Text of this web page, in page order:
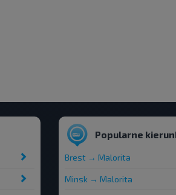
Popularne
Brest → Malorita
Minsk → Malorita